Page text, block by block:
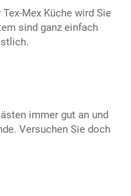
Mex Küche wird Sie
sind ganz einfach
immer gut an und
Versuchen Sie doch